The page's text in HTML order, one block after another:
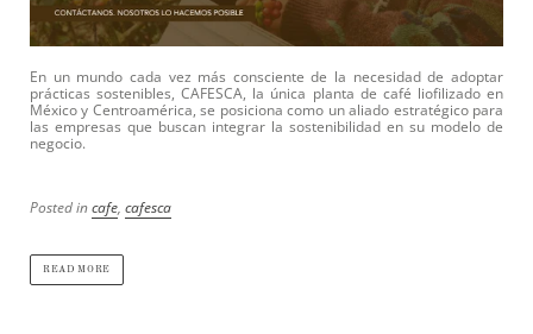
En un mundo cada vez más consciente de la necesidad de adoptar
prácticas sostenibles, CAFESCA, la única planta de café liofilizado en
México y Centroamérica, se posiciona como un aliado estratégico para
las empresas que buscan integrar la sostenibilidad en su modelo de
negocio.
Posted in cafe, cafesca
READ MORE